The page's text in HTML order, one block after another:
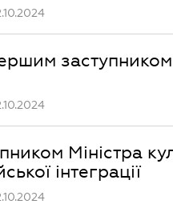
заступником
Міністра
інтеграції